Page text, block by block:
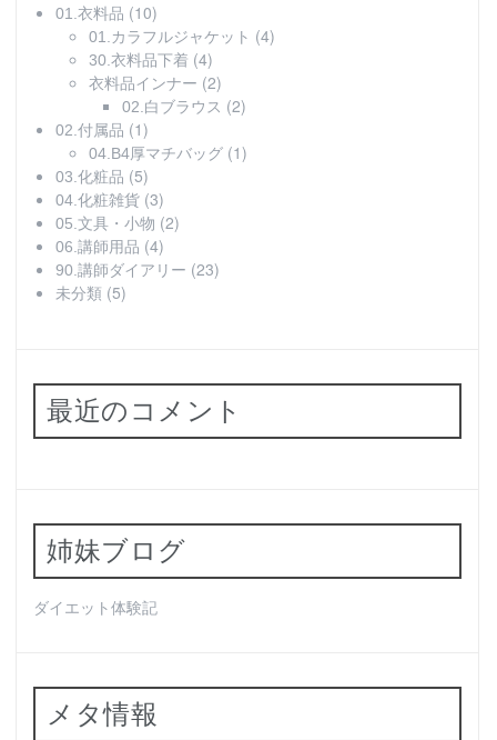
01.衣料品 (10)
01.カラフルジャケット (4)
30.衣料品下着 (4)
衣料品インナー (2)
02.白ブラウス (2)
02.付属品 (1)
04.B4厚マチバッグ (1)
03.化粧品 (5)
04.化粧雑貨 (3)
05.文具・小物 (2)
06.講師用品 (4)
90.講師ダイアリー (23)
未分類 (5)
最近のコメント
姉妹ブログ
ダイエット体験記
メタ情報